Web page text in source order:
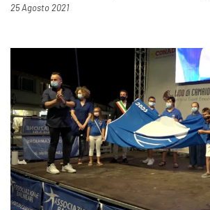
Pubblicato il
25 Agosto 2021